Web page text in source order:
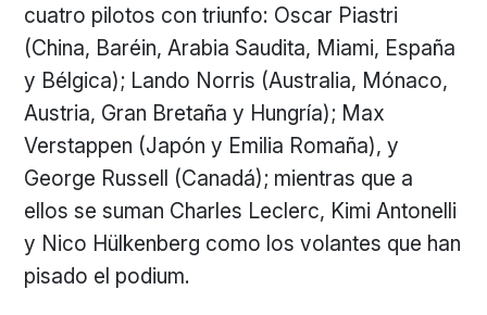
cuatro pilotos con triunfo: Oscar Piastri
(China, Baréin, Arabia Saudita, Miami, España
y Bélgica); Lando Norris (Australia, Mónaco,
Austria, Gran Bretaña y Hungría); Max
Verstappen (Japón y Emilia Romaña), y
George Russell (Canadá); mientras que a
ellos se suman Charles Leclerc, Kimi Antonelli
y Nico Hülkenberg como los volantes que han
pisado el podium.